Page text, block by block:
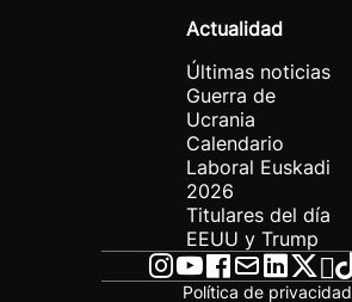
Actualidad
Últimas noticias
Guerra de
Ucrania
Calendario
Laboral Euskadi
2026
Titulares del día
EEUU y Trump
Política de privacidad